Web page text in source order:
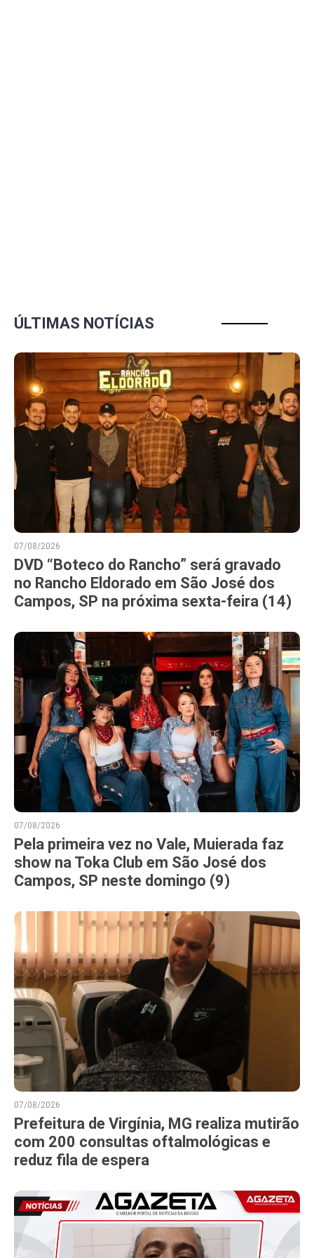
ÚLTIMAS NOTÍCIAS
07/08/2026
DVD “Boteco do Rancho” será gravado
no Rancho Eldorado em São José dos
Campos, SP na próxima sexta-feira (14)
07/08/2026
Pela primeira vez no Vale, Muierada faz
show na Toka Club em São José dos
Campos, SP neste domingo (9)
07/08/2026
Prefeitura de Virgínia, MG realiza mutirão
com 200 consultas oftalmológicas e
reduz fila de espera